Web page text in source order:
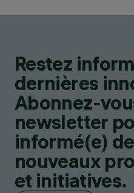
Restez
dernières
Abonnez-
newsletter
informé(e)
nouveaux
et initiatives.